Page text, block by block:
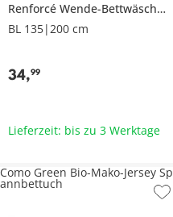
Renforcé Wende-Bettwäsche
BL 135|200 cm
34,99
Lieferzeit: bis zu 3 Werktage
Como Green Bio-Mako-Jersey Sp
annbettuch